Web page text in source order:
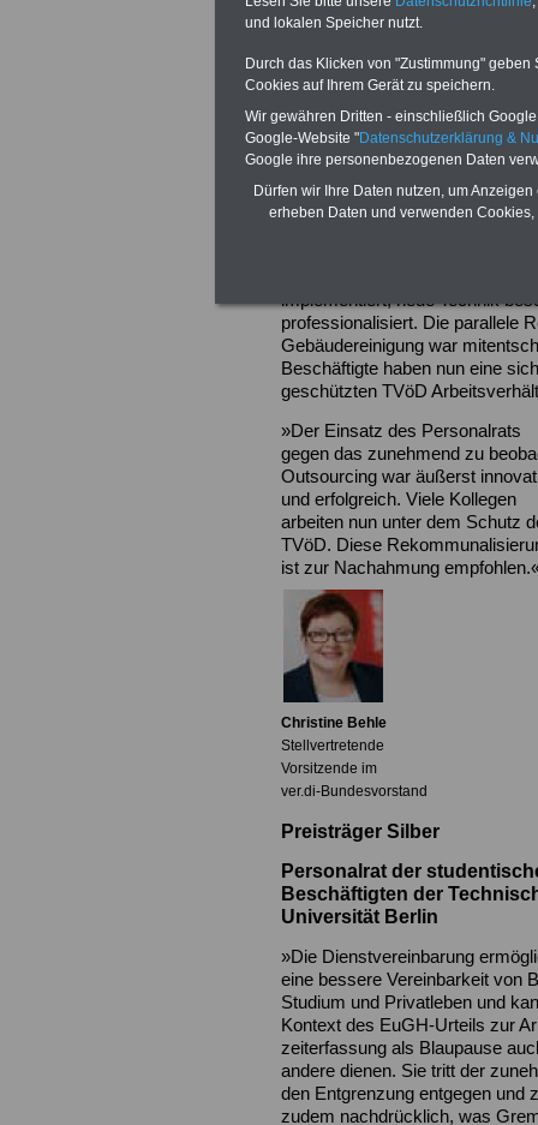
OB Thomas Geisel bei
ErgebnisDer Personalrat
der Eigen- und Fremdreinigung
reduziert, sondern der
Qualitätsstandards betrachtet
Gebäudereinigung zuständige
Amt umgewandelt werden
implementiert, neue Technik
professionalisiert. Die parallele
Gebäudereinigung war
Beschäftigte haben nun eine
geschützten TVöD
»Der Einsatz des Personalrats
gegen das zunehmend zu
Outsourcing war äußerst
und erfolgreich. Viele Kollegen
arbeiten nun unter dem Schutz
TVöD. Diese
ist zur Nachahmung
Christine Behle
Stellvertretende
Vorsitzende im
ver.di-Bundesvorstand
Preisträger Silber
Personalrat der
Beschäftigten der
Universität Berlin
»Die Dienstvereinbarung
eine bessere Vereinbarkeit von
Studium und Privatleben und
Kontext des EuGH-Urteils zur
zeiterfassung als Blaupause
andere dienen. Sie tritt der
den Entgrenzung entgegen und
zudem nachdrücklich, was
und lokalen Speicher nutzt.
Durch das Klicken von "Zustimmung"
Cookies auf Ihrem Gerät zu speichern.
Wir gewähren Dritten - einschließlich
Google-Website "Datenschutzerklärung &
Google ihre personenbezogenen Daten
Dürfen wir Ihre Daten nutzen, um
erheben Daten und verwenden